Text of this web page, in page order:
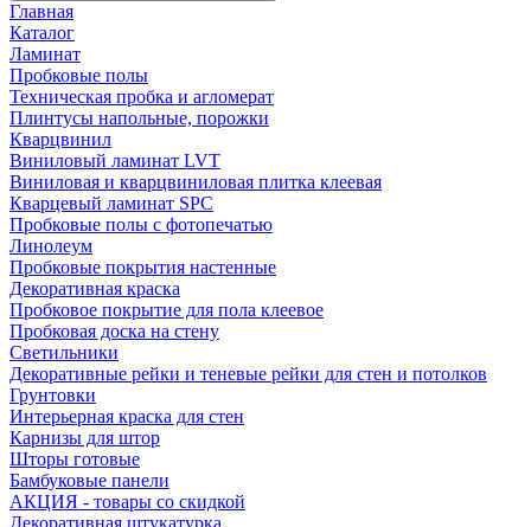
Главная
Каталог
Ламинат
Пробковые полы
Техническая пробка и агломерат
Плинтусы напольные, порожки
Кварцвинил
Виниловый ламинат LVT
Виниловая и кварцвиниловая плитка клеевая
Кварцевый ламинат SPC
Пробковые полы с фотопечатью
Линолеум
Пробковые покрытия настенные
Декоративная краска
Пробковое покрытие для пола клеевое
Пробковая доска на стену
Светильники
Декоративные рейки и теневые рейки для стен и потолков
Грунтовки
Интерьерная краска для стен
Карнизы для штор
Шторы готовые
Бамбуковые панели
АКЦИЯ - товары со скидкой
Декоративная штукатурка